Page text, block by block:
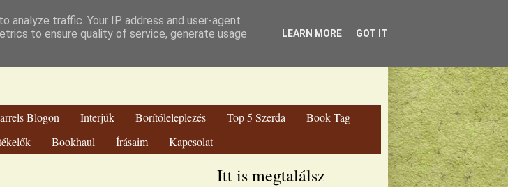
Blog
Blogon Interjúk Borítóleleplezés Top 5 Szerda
Book Tag
Bookhaul Írásaim Kapcsolat
Itt is megtalálsz
analyze traffic. Your IP address and user-agent
to ensure quality of service, generate usage
LEARN MORE GOT IT